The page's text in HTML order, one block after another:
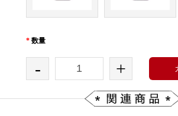
* 数量
- +